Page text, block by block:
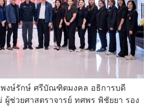
พงษ์รักษ์ ศรีบัณฑิตมงคล อธิการบดี
ผู้ช่วยศาสตราจารย์ ทศพร พิชัยยา รอง